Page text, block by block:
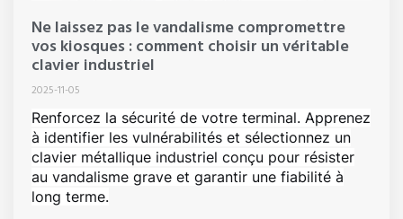
Ne laissez pas le vandalisme compromettre
vos kiosques : comment choisir un véritable
clavier industriel
2025-11-05
Renforcez la sécurité de votre terminal. Apprenez
à identifier les vulnérabilités et sélectionnez un
clavier métallique industriel conçu pour résister
au vandalisme grave et garantir une fiabilité à
long terme.